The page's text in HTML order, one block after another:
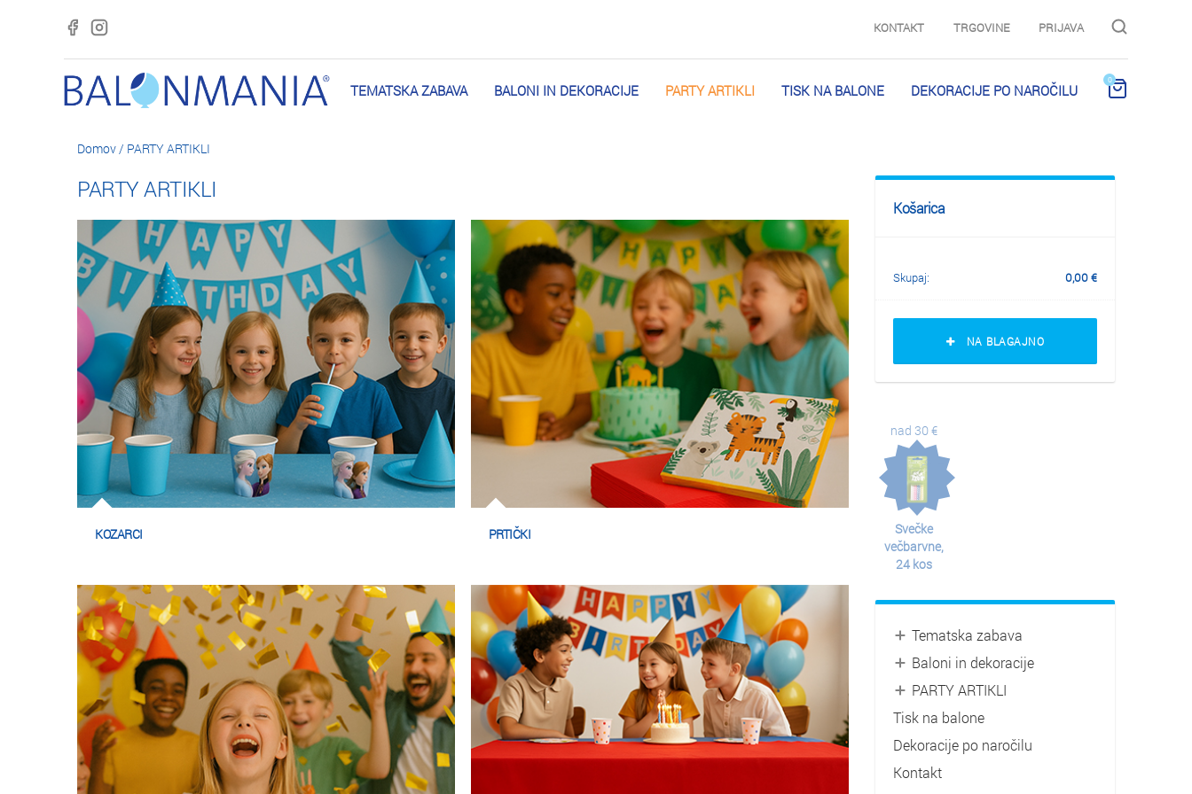
KONTAKT TRGOVINE PRIJAVA
TEMATSKA ZABAVA BALONI IN DEKORACIJE PARTY ARTIKLI TISK NA BALONE DEKORACIJE PO NAROČILU
0
Domov/ PARTY ARTIKLI
PARTY ARTIKLI
KOZARCI PRTIČKI
Košarica
Skupaj: 0,00€
NA BLAGAJNO
nad 30 €
Svečke
večbarvne,
24 kos
Tematska zabava
Baloni in dekoracije
PARTY ARTIKLI
Tisk na balone
Dekoracije po naročilu
Kontakt